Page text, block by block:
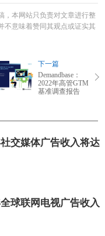
，本网站只负责对文章进行整
不意味着赞同其观点或证实其
下一篇
Demandbase：
2022年高管GTM
基准调查报告
交媒体广告收入将达
球联网电视广告收入